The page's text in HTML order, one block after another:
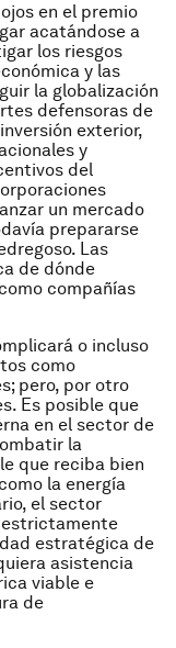
en el premio
acatándose a
los riesgos
y las
la globalización
defensoras de
exterior,
y
del
un mercado
prepararse
Las
de dónde
compañías
o incluso
como
pero, por otro
Es posible que
en el sector de
la
que reciba bien
la energía
el sector
estratégica de
asistencia
viable e
de